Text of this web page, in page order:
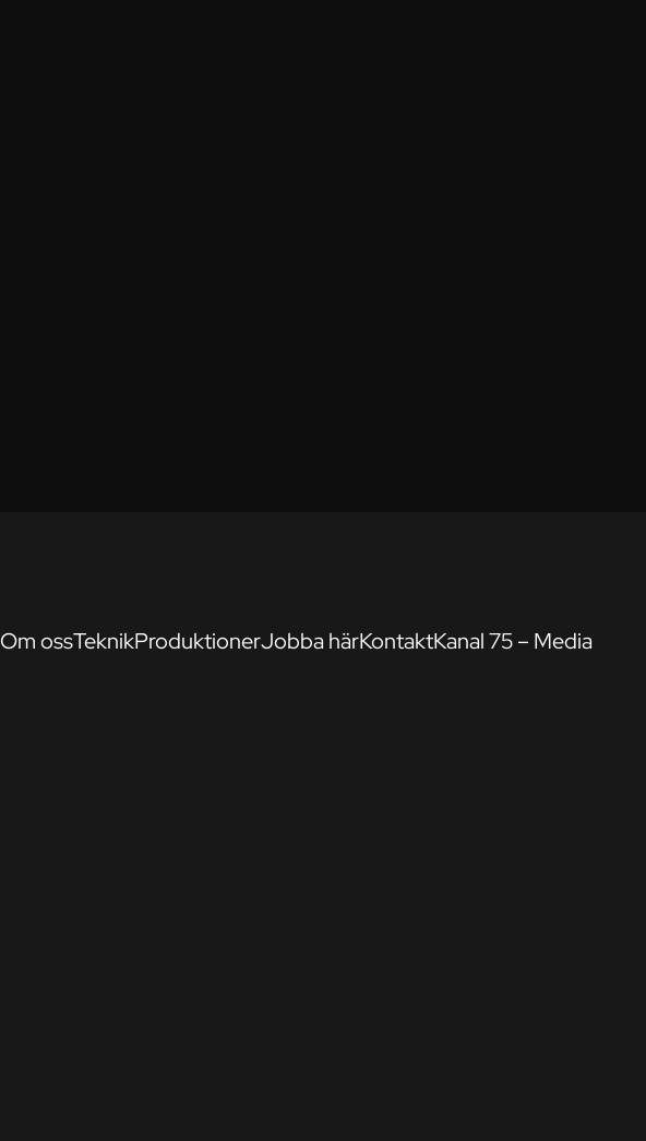
Om ossTeknikProduktionerJobba härKontaktKanal 75 – Media